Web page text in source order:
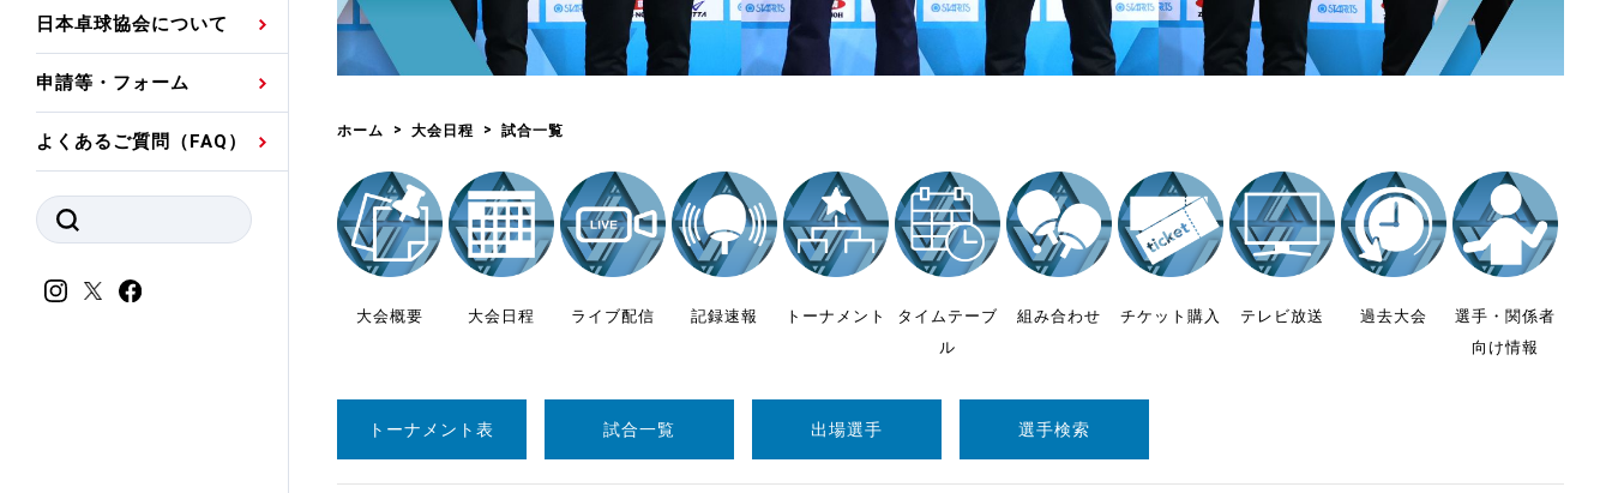
その他
公認メーカー一覧
競技者育成委員会
スポーツ医・科学委員会
日本卓球協会について
ハンドブックデータ
JTTAスポーツ団体ガバナ
ンスコード
理事会報告
加盟団体一覧
申請等・フォーム
よくあるご質問（FAQ） ホーム 大会日程 試合一覧
大会概要 大会日程 ライブ配信 記録速報 トーナメント
タイムテーブ
ル
組み合わせ チケット購入 テレビ放送 過去大会
選手・関係者
向け情報
トーナメント表 試合一覧 出場選手 選手検索